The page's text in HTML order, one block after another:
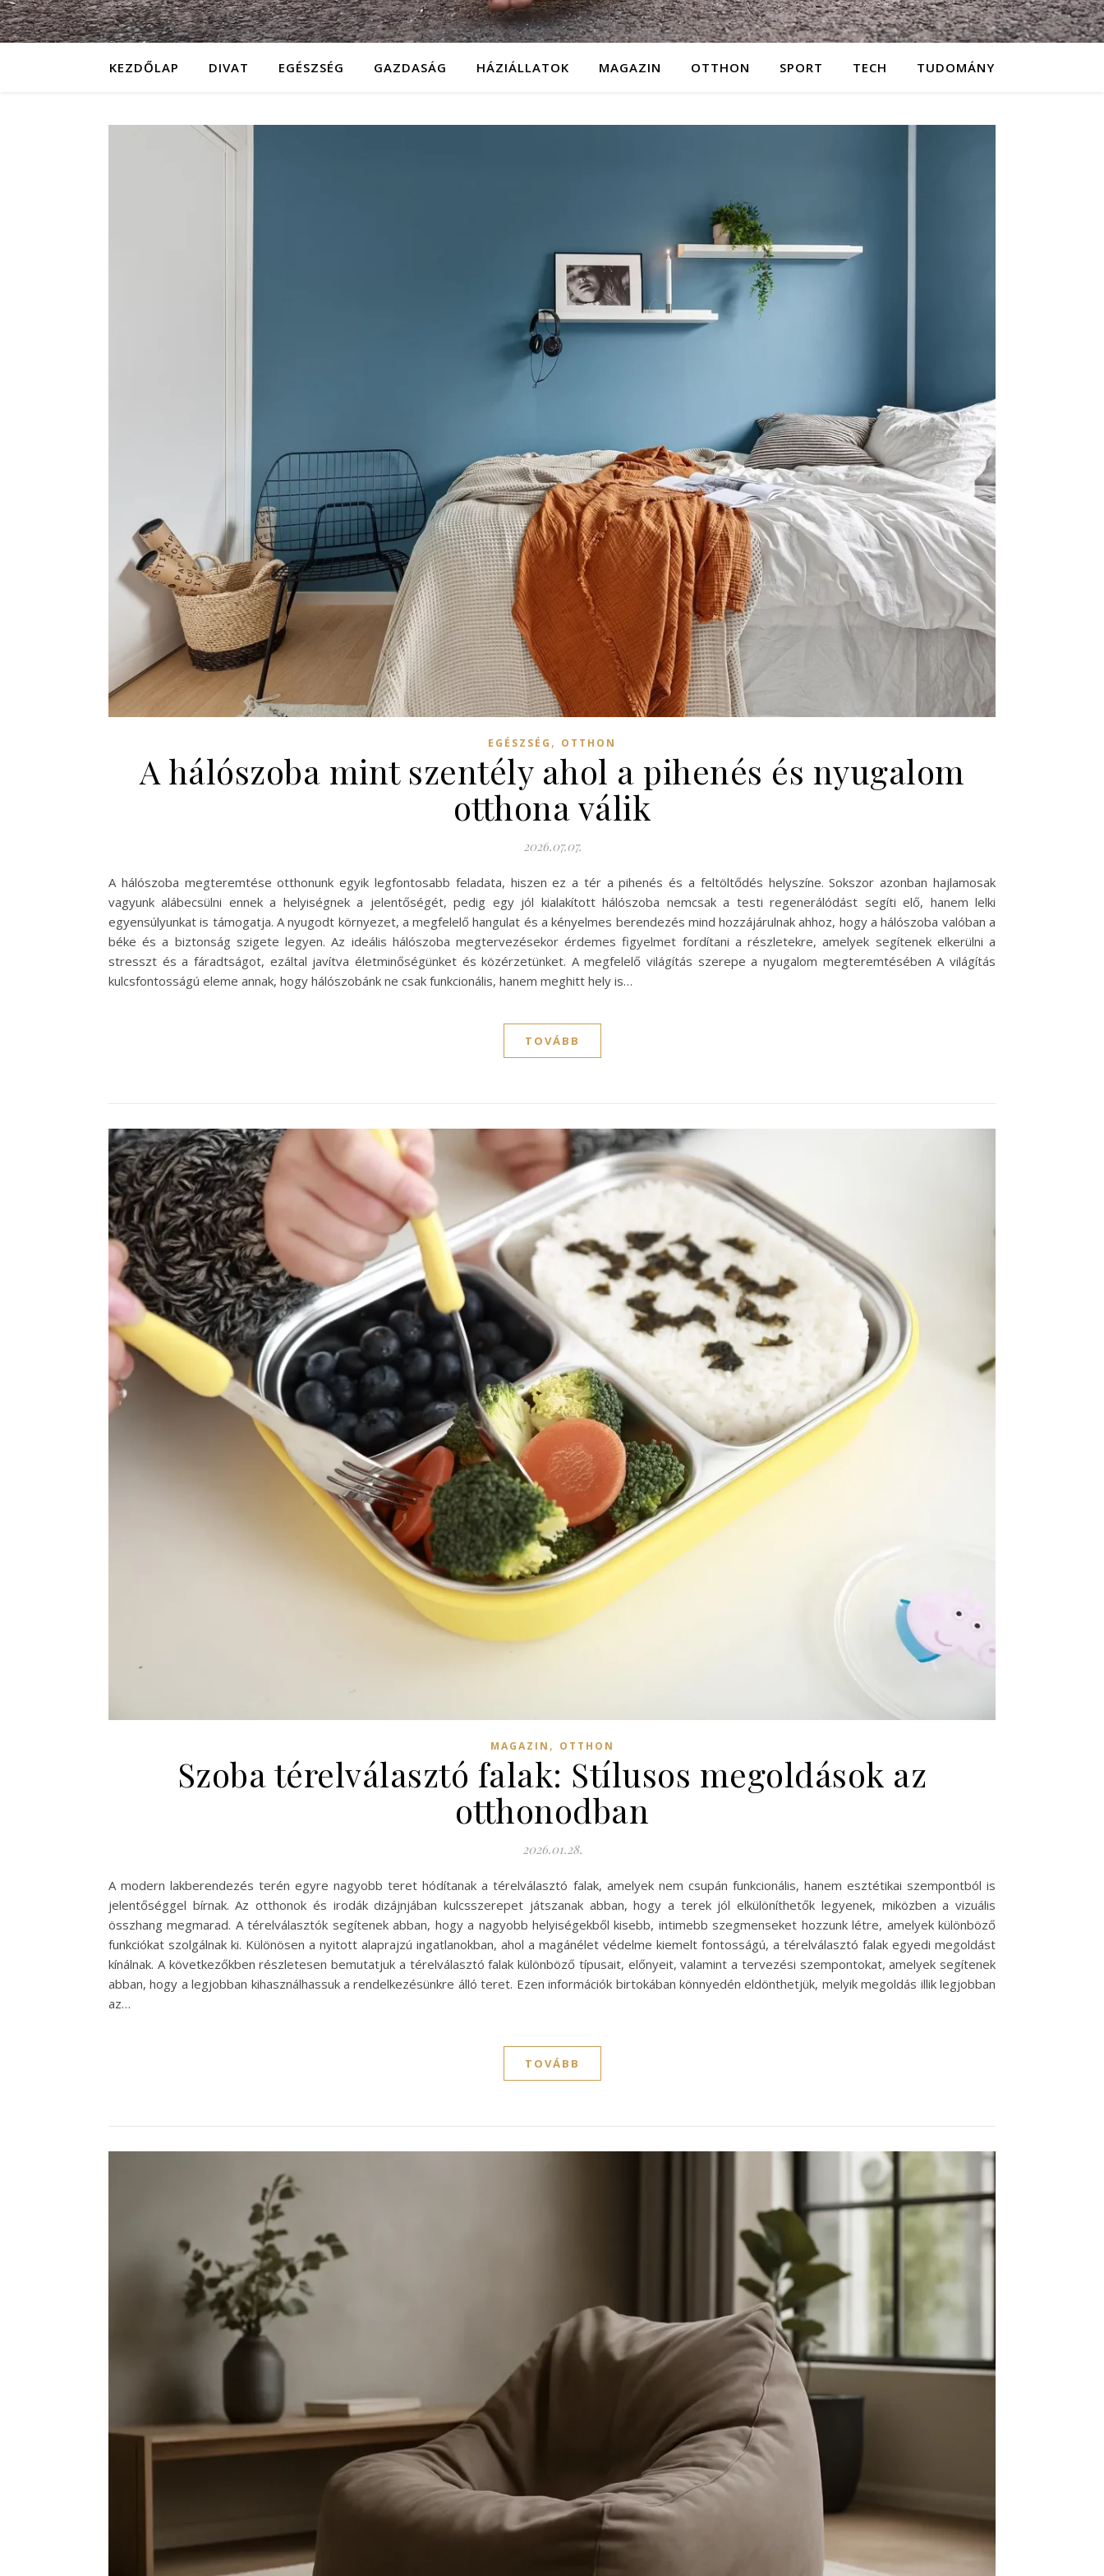
KEZDŐLAP DIVAT EGÉSZSÉG GAZDASÁG HÁZIÁLLATOK MAGAZIN OTTHON SPORT TECH TUDOMÁNY
EGÉSZSÉG , OTTHON
A hálószoba mint szentély ahol a pihenés és nyugalom
otthona válik
2026.07.07.
A hálószoba megteremtése otthonunk egyik legfontosabb feladata, hiszen ez a tér a pihenés és a feltöltődés helyszíne. Sokszor azonban hajlamosak
vagyunk alábecsülni ennek a helyiségnek a jelentőségét, pedig egy jól kialakított hálószoba nemcsak a testi regenerálódást segíti elő, hanem lelki
egyensúlyunkat is támogatja. A nyugodt környezet, a megfelelő hangulat és a kényelmes berendezés mind hozzájárulnak ahhoz, hogy a hálószoba valóban a
béke és a biztonság szigete legyen. Az ideális hálószoba megtervezésekor érdemes figyelmet fordítani a részletekre, amelyek segítenek elkerülni a
stresszt és a fáradtságot, ezáltal javítva életminőségünket és közérzetünket. A megfelelő világítás szerepe a nyugalom megteremtésében A világítás
kulcsfontosságú eleme annak, hogy hálószobánk ne csak funkcionális, hanem meghitt hely is…
TOVÁBB
MAGAZIN , OTTHON
Szoba térelválasztó falak: Stílusos megoldások az
otthonodban
2026.01.28.
A modern lakberendezés terén egyre nagyobb teret hódítanak a térelválasztó falak, amelyek nem csupán funkcionális, hanem esztétikai szempontból is
jelentőséggel bírnak. Az otthonok és irodák dizájnjában kulcsszerepet játszanak abban, hogy a terek jól elkülöníthetők legyenek, miközben a vizuális
összhang megmarad. A térelválasztók segítenek abban, hogy a nagyobb helyiségekből kisebb, intimebb szegmenseket hozzunk létre, amelyek különböző
funkciókat szolgálnak ki. Különösen a nyitott alaprajzú ingatlanokban, ahol a magánélet védelme kiemelt fontosságú, a térelválasztó falak egyedi megoldást
kínálnak. A következőkben részletesen bemutatjuk a térelválasztó falak különböző típusait, előnyeit, valamint a tervezési szempontokat, amelyek segítenek
abban, hogy a legjobban kihasználhassuk a rendelkezésünkre álló teret. Ezen információk birtokában könnyedén eldönthetjük, melyik megoldás illik legjobban
az…
TOVÁBB